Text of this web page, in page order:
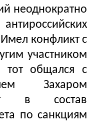
неоднократно
конфликт с
участником
тот общался с
Захаром
в состав
по санкциям